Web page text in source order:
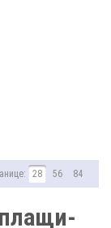
28 56 84